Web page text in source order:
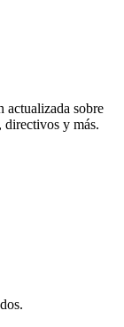
actualizada sobre
directivos y más.